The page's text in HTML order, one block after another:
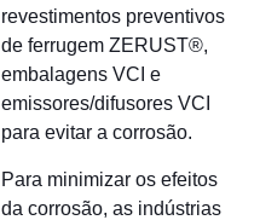
revestimentos preventivos
de ferrugem ZERUST®,
embalagens VCI e
emissores/difusores VCI
para evitar a corrosão.
Para minimizar os efeitos
da corrosão, as indústrias